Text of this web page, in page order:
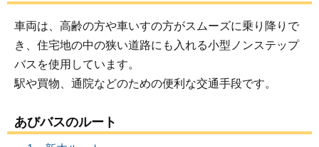
車両は、高齢の方や車いすの方がスムーズに乗り降りで
き、住宅地の中の狭い道路にも入れる小型ノンステップ
バスを使用しています。
駅や買物、通院などのための便利な交通手段です。
あびバスのルート